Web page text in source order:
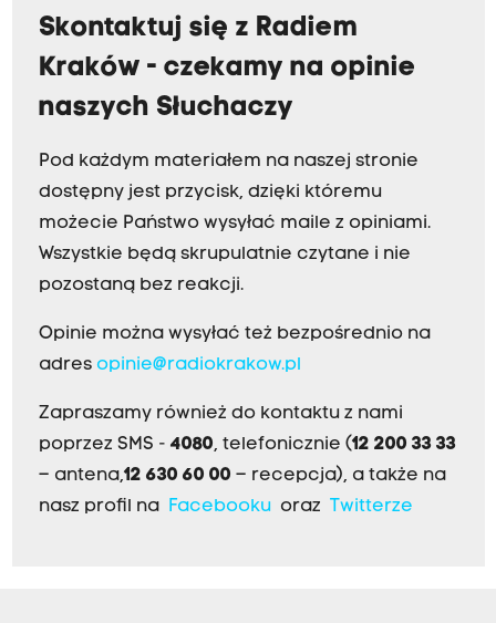
Skontaktuj się z Radiem
Kraków - czekamy na opinie
naszych Słuchaczy
Pod każdym materiałem na naszej stronie
dostępny jest przycisk, dzięki któremu
możecie Państwo wysyłać maile z opiniami.
Wszystkie będą skrupulatnie czytane i nie
pozostaną bez reakcji.
Opinie można wysyłać też bezpośrednio na
adres opinie@radiokrakow.pl
Zapraszamy również do kontaktu z nami
poprzez SMS - 4080, telefonicznie (12 200 33 33
– antena,12 630 60 00 – recepcja), a także na
nasz profil na Facebookuoraz Twitterze